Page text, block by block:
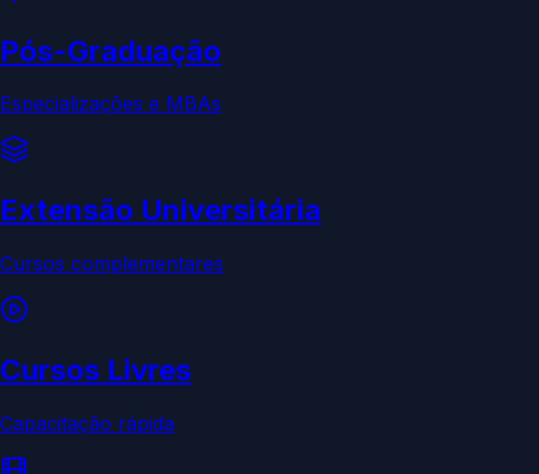
Pós-Graduação
Especializações e MBAs
Extensão Universitária
Cursos complementares
Cursos Livres
Capacitação rápida